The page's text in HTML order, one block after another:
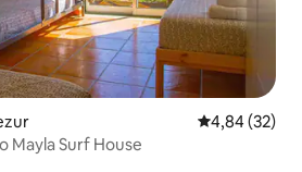
4,84 de uma
4,84 (32)
Mayla Surf House